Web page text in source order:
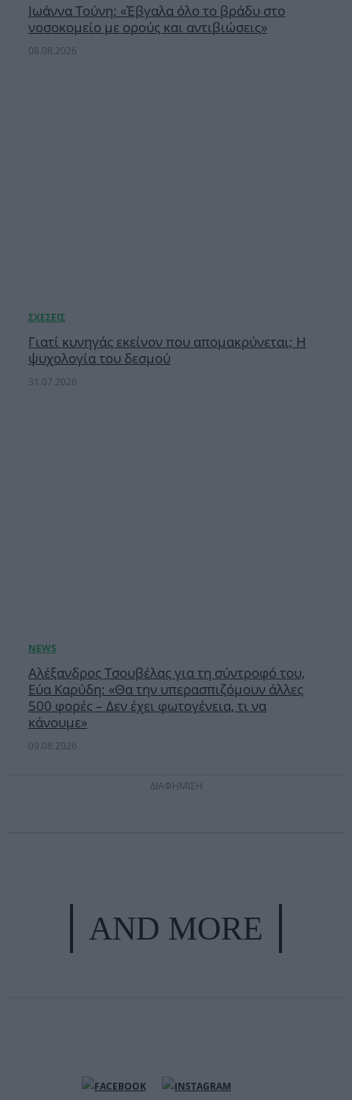
Ιωάννα Τούνη: «Έβγαλα όλο το βράδυ στο
νοσοκομείο με ορούς και αντιβιώσεις»
08.08.2026
Γιατί κυνηγάς εκείνον που απομακρύνεται; Η
ψυχολογία του δεσμού
31.07.2026
Αλέξανδρος Τσουβέλας για τη σύντροφό του,
Εύα Καρύδη: «Θα την υπερασπιζόμουν άλλες
500 φορές – Δεν έχει φωτογένεια, τι να
κάνουμε»
09.08.2026
ΔΙΑΦΗΜΙΣΗ
AND MORE